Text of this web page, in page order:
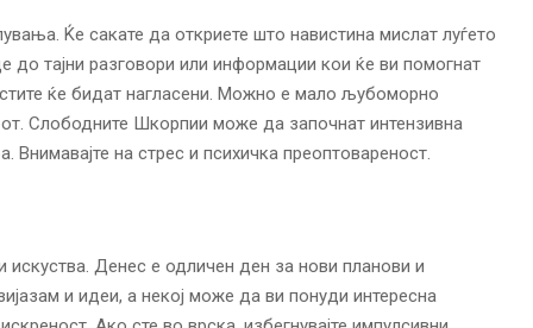
Ќе сакате да откриете што навистина мислат луѓето
тајни разговори или информации кои ќе ви помогнат
ќе бидат нагласени. Можно е мало љубоморно
Слободните Шкорпии може да започнат интензивна
Внимавајте на стрес и психичка преоптовареност.
Денес е одличен ден за нови планови и
и идеи, а некој може да ви понуди интересна